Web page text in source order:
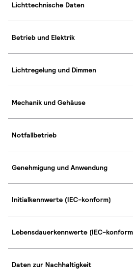
Lichttechnische Daten
Betrieb und Elektrik
Lichtregelung und Dimmen
Mechanik und Gehäuse
Notfallbetrieb
Genehmigung und Anwendung
Initialkennwerte (IEC-konform)
Lebensdauerkennwerte (IEC-
Daten zur Nachhaltigkeit